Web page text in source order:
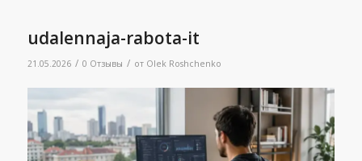
udalennaja-rabota-it
21.05.2026 / 0 Отзывы / от Olek Roshchenko